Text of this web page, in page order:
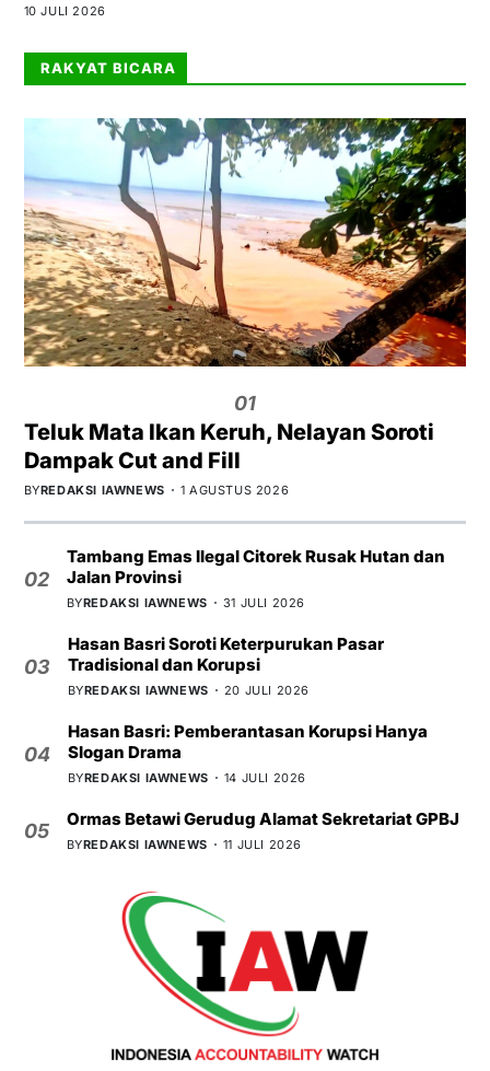
10 JULI 2026
RAKYAT BICARA
01
Teluk Mata Ikan Keruh, Nelayan Soroti
Dampak Cut and Fill
BYREDAKSI IAWNEWS 1 AGUSTUS 2026
02
Tambang Emas Ilegal Citorek Rusak Hutan dan
Jalan Provinsi
BYREDAKSI IAWNEWS 31 JULI 2026
03
Hasan Basri Soroti Keterpurukan Pasar
Tradisional dan Korupsi
BYREDAKSI IAWNEWS 20 JULI 2026
04
Hasan Basri: Pemberantasan Korupsi Hanya
Slogan Drama
BYREDAKSI IAWNEWS 14 JULI 2026
05
Ormas Betawi Gerudug Alamat Sekretariat GPBJ
BYREDAKSI IAWNEWS 11 JULI 2026